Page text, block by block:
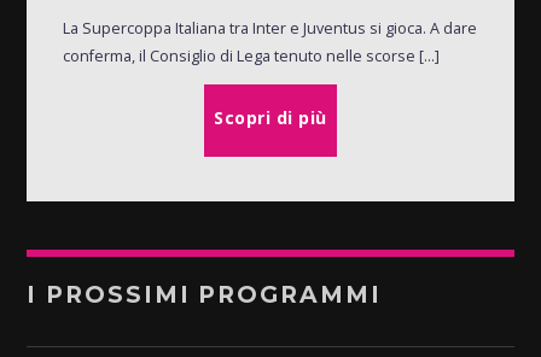
La Supercoppa Italiana tra Inter e Juventus si gioca. A dare
conferma, il Consiglio di Lega tenuto nelle scorse [...]
Scopri di più
I PROSSIMI PROGRAMMI